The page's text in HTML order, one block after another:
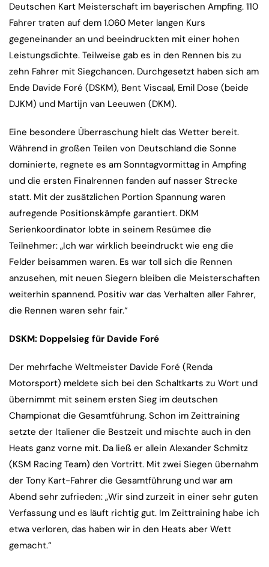
Deutschen Kart Meisterschaft im bayerischen Ampfing. 110
Fahrer traten auf dem 1.060 Meter langen Kurs
gegeneinander an und beeindruckten mit einer hohen
Leistungsdichte. Teilweise gab es in den Rennen bis zu
zehn Fahrer mit Siegchancen. Durchgesetzt haben sich am
Ende Davide Foré (DSKM), Bent Viscaal, Emil Dose (beide
DJKM) und Martijn van Leeuwen (DKM).
Eine besondere Überraschung hielt das Wetter bereit.
Während in großen Teilen von Deutschland die Sonne
dominierte, regnete es am Sonntagvormittag in Ampfing
und die ersten Finalrennen fanden auf nasser Strecke
statt. Mit der zusätzlichen Portion Spannung waren
aufregende Positionskämpfe garantiert. DKM
Serienkoordinator lobte in seinem Resümee die
Teilnehmer: „Ich war wirklich beeindruckt wie eng die
Felder beisammen waren. Es war toll sich die Rennen
anzusehen, mit neuen Siegern bleiben die Meisterschaften
weiterhin spannend. Positiv war das Verhalten aller Fahrer,
die Rennen waren sehr fair.“
DSKM: Doppelsieg für Davide Foré
Der mehrfache Weltmeister Davide Foré (Renda
Motorsport) meldete sich bei den Schaltkarts zu Wort und
übernimmt mit seinem ersten Sieg im deutschen
Championat die Gesamtführung. Schon im Zeittraining
setzte der Italiener die Bestzeit und mischte auch in den
Heats ganz vorne mit. Da ließ er allein Alexander Schmitz
(KSM Racing Team) den Vortritt. Mit zwei Siegen übernahm
der Tony Kart-Fahrer die Gesamtführung und war am
Abend sehr zufrieden: „Wir sind zurzeit in einer sehr guten
Verfassung und es läuft richtig gut. Im Zeittraining habe ich
etwa verloren, das haben wir in den Heats aber Wett
gemacht.“